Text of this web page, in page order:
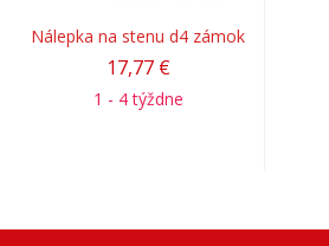
Nálepka na stenu d4 zámok
17,77 €
1 - 4 týždne